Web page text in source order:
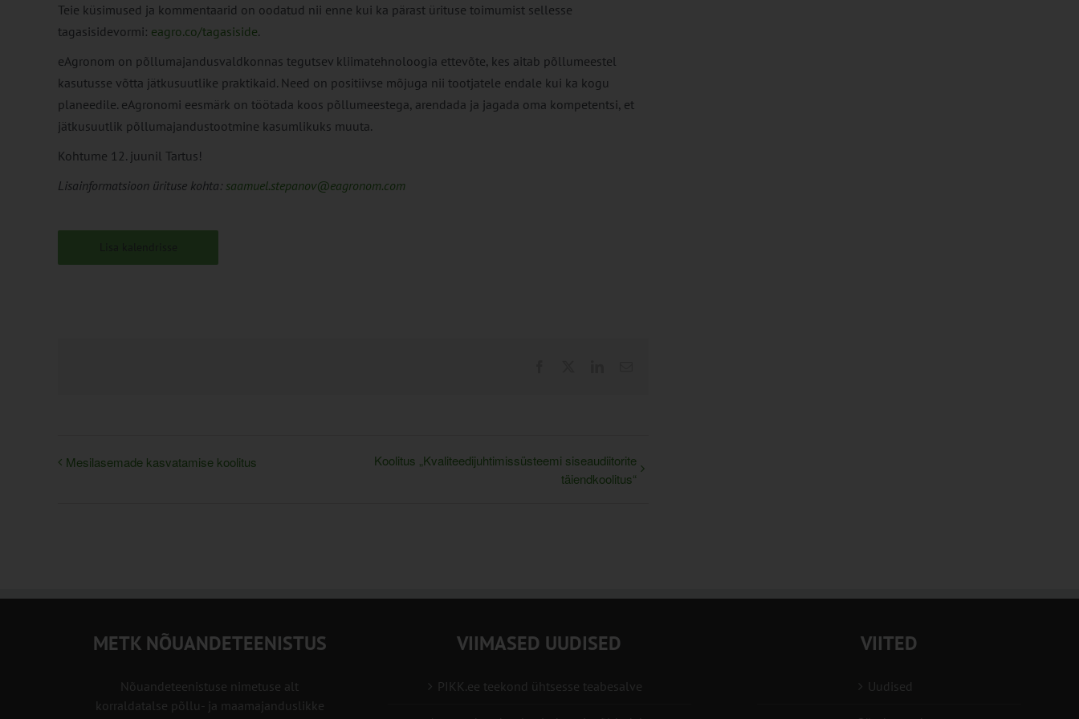
Teie küsimused ja kommentaarid on oodatud nii enne kui ka pärast ürituse toimumist sellesse
tagasisidevormi: eagro.co/tagasiside.
eAgronom on põllumajandusvaldkonnas tegutsev kliimatehnoloogia ettevõte, kes aitab põllumeestel
kasutusse võtta jätkusuutlike praktikaid. Need on positiivse mõjuga nii tootjatele endale kui ka kogu
planeedile. eAgronomi eesmärk on töötada koos põllumeestega, arendada ja jagada oma kompetentsi, et
jätkusuutlik põllumajandustootmine kasumlikuks muuta.
Kohtume 12. juunil Tartus!
Lisainformatsioon ürituse kohta: saamuel.stepanov@eagronom.com
Mesilasemade kasvatamise koolitus
Koolitus „Kvaliteedijuhtimissüsteemi siseaudiitorite
täiendkoolitus“
METK NÕUANDETEENISTUS
Nõuandeteenistuse nimetuse alt
korraldatalse põllu- ja maamajanduslikke
VIIMASED UUDISED
PIKK.ee teekond ühtsesse teabesalve
VIITED
Uudised